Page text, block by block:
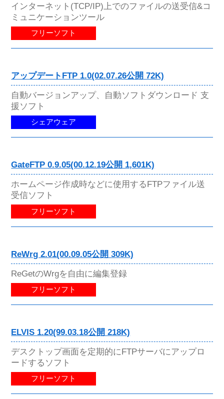
インターネット(TCP/IP)上でのファイルの送受信&コ
ミュニケーションツール
フリーソフト
アップデートFTP 1.0(02.07.26公開 72K)
自動バージョンアップ、自動ソフトダウンロード 支
援ソフト
シェアウェア
GateFTP 0.9.05(00.12.19公開 1,601K)
ホームページ作成時などに使用するFTPファイル送
受信ソフト
フリーソフト
ReWrg 2.01(00.09.05公開 309K)
ReGetのWrgを自由に編集登録
フリーソフト
ELVIS 1.20(99.03.18公開 218K)
デスクトップ画面を定期的にFTPサーバにアップロ
ードするソフト
フリーソフト